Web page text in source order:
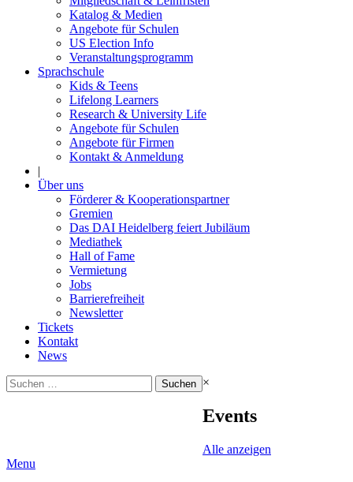
Katalog & Medien
Angebote für Schulen
US Election Info
Veranstaltungsprogramm
Sprachschule
Kids & Teens
Lifelong Learners
Research & University Life
Angebote für Schulen
Angebote für Firmen
Kontakt & Anmeldung
|
Über uns
Förderer & Kooperationspartner
Gremien
Das DAI Heidelberg feiert Jubiläum
Mediathek
Hall of Fame
Vermietung
Jobs
Barrierefreiheit
Newsletter
Tickets
Kontakt
News
Suchen
nach:
×
Events
Alle anzeigen
Menu